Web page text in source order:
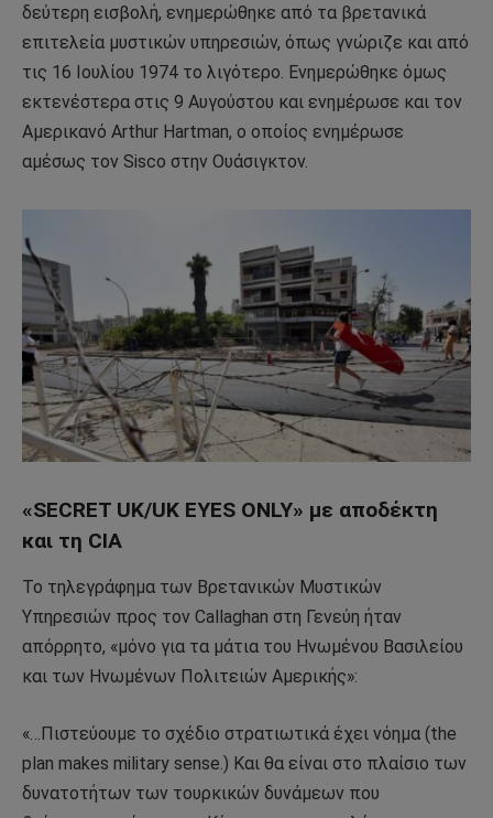
δεύτερη εισβολή, ενημερώθηκε από τα βρετανικά
επιτελεία μυστικών υπηρεσιών, όπως γνώριζε και από
τις 16 Ιουλίου 1974 το λιγότερο. Ενημερώθηκε όμως
εκτενέστερα στις 9 Αυγούστου και ενημέρωσε και τον
Αμερικανό Arthur Hartman, ο οποίος ενημέρωσε
αμέσως τον Sisco στην Ουάσιγκτον.
«SECRET UK/UK EYES ONLY» με αποδέκτη
και τη CIA
Το τηλεγράφημα των Βρετανικών Μυστικών
Υπηρεσιών προς τον Callaghan στη Γενεύη ήταν
απόρρητο, «μόνο για τα μάτια του Ηνωμένου Βασιλείου
και των Ηνωμένων Πολιτειών Αμερικής»:
«…Πιστεύουμε το σχέδιο στρατιωτικά έχει νόημα (the
plan makes military sense.) Και θα είναι στο πλαίσιο των
δυνατοτήτων των τουρκικών δυνάμεων που